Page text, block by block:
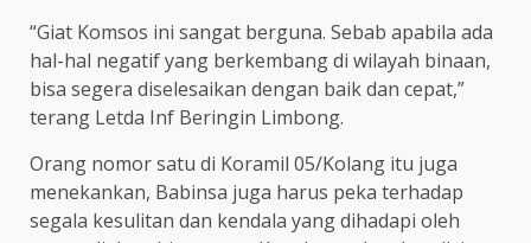
“Giat Komsos ini sangat berguna. Sebab apabila ada
hal-hal negatif yang berkembang di wilayah binaan,
bisa segera diselesaikan dengan baik dan cepat,”
terang Letda Inf Beringin Limbong.
Orang nomor satu di Koramil 05/Kolang itu juga
menekankan, Babinsa juga harus peka terhadap
segala kesulitan dan kendala yang dihadapi oleh